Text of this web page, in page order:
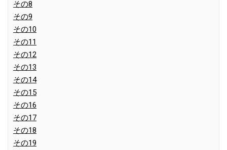
その8
その9
その10
その11
その12
その13
その14
その15
その16
その17
その18
その19